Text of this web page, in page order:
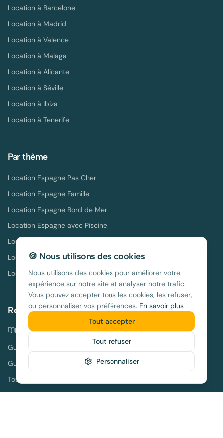
Location à Barcelone
Location à Madrid
Location à Valence
Location à Malaga
Location à Alicante
Location à Séville
Location à Ibiza
Location à Tenerife
Par thème
Location Espagne Pas Cher
Location Espagne Famille
Location Espagne Bord de Mer
Location Espagne avec Piscine
Location Espagne Août
Location Espagne Hors Saison
Location Espagne Longue Durée
Ressources
Livres sur l'Espagne
Guides pratiques
Guide complet Majorque
Toutes les destinations
🍪 Nous utilisons des cookies
Nous utilisons des cookies pour améliorer votre
expérience sur notre site et analyser notre trafic.
Vous pouvez accepter tous les cookies, les refuser,
ou personnaliser vos préférences. En savoir plus
Personnaliser
Tout refuser
Tout accepter